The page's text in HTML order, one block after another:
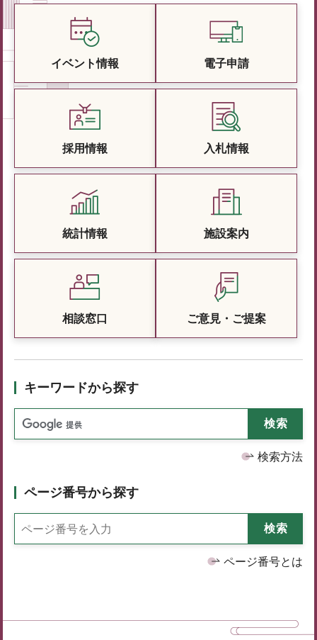
イベント情報 電子申請
採用情報 入札情報
統計情報 施設案内
相談窓口 ご意見・ご提案
キーワードから探す
検索方法
ページ番号から探す
ページ番号とは